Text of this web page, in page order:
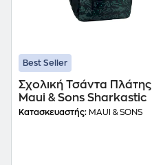
Best Seller
Σχολική Τσάντα Πλάτης
Maui & Sons Sharkastic
Κατασκευαστής: MAUI & SONS